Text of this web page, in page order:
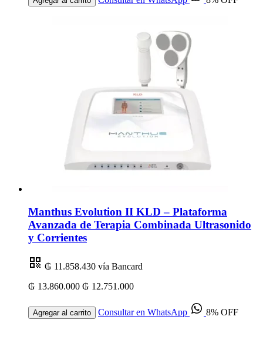
Manthus Evolution II KLD – Plataforma
Avanzada de Terapia Combinada Ultrasonido
y Corrientes
₲ 11.858.430 vía Bancard
₲ 13.860.000 ₲ 12.751.000
Agregar al carrito Consultar en WhatsApp 8% OFF